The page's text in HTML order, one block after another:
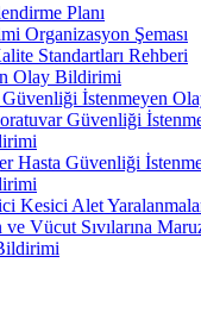
Planı
Organizasyon Şeması
Standartları Rehberi
Olay Bildirimi
İstenmeyen
Güvenliği
Hasta Güvenliği
Kesici Alet
ve Vücut Sıvılarına